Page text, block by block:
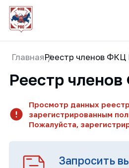
ГлавнаяРеестр членов
Реестр
Просмотр данных
зарегистрированным
Пожалуйста,
Запросить